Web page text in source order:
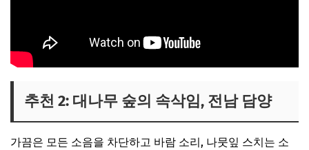
추천 2: 대나무 숲의 속삭임, 전남 담양
가끔은 모든 소음을 차단하고 바람 소리, 나뭇잎 스치는 소